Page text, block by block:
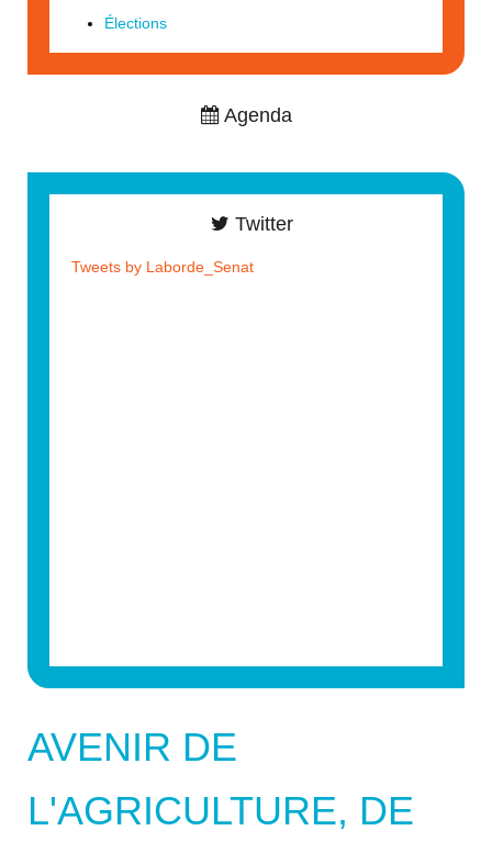
AVENIR DE
L'AGRICULTURE, DE
Élections
Agenda
Twitter
Tweets by Laborde_Senat